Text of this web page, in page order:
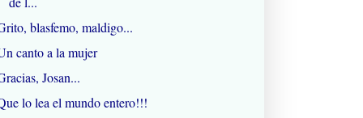
blasfemo, maldigo...
canto a la mujer
Josan...
lo lea el mundo entero!!!